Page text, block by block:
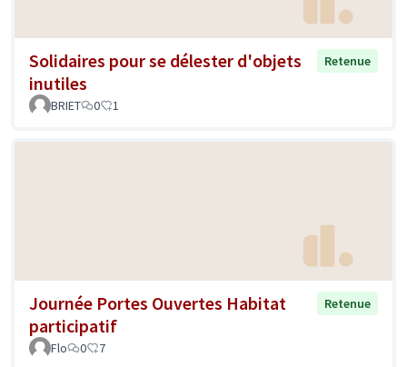
Solidaires pour se délester d'objets
inutiles
Retenue
BRIET 0 1
Journée Portes Ouvertes Habitat
participatif
Retenue
Flo 0 7